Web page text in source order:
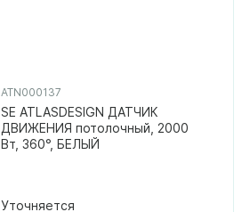
ATN000137
SE ATLASDESIGN ДАТЧИК
ДВИЖЕНИЯ потолочный, 2000
Вт, 360°, БЕЛЫЙ
Уточняется